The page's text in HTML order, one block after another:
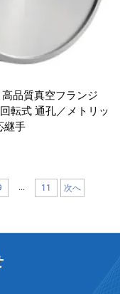
品質真空フランジ
転式 通孔／メトリッ
継手
... 11 次へ